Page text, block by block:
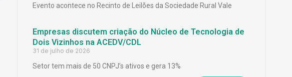
Evento acontece no Recinto de Leilões da Sociedade Rural Vale
Empresas discutem criação do Núcleo de Tecnologia de
Dois Vizinhos na ACEDV/CDL
31 de julho de 2026
Setor tem mais de 50 CNPJ’s ativos e gera 13%